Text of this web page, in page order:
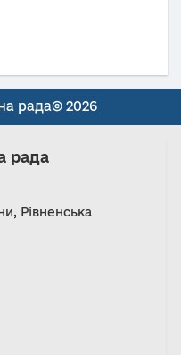
рада© 2026
рада
Рівненська